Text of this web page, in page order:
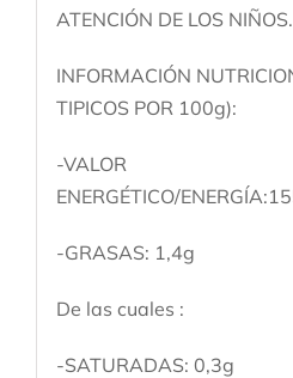
ATENCIÓN DE LOS NIÑOS.
INFORMACIÓN
TIPICOS POR 100g):
-VALOR
ENERGÉTICO/
-GRASAS: 1,4g
De las cuales :
-SATURADAS: 0,3g